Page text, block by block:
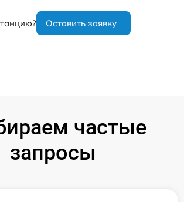
Оставить заявку
частые
запросы